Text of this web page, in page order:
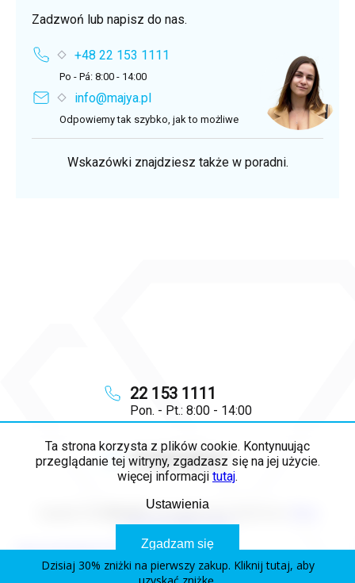
Ta strona korzysta z plików cookie. Kontynuując
przeglądanie tej witryny, zgadzasz się na jej użycie.
więcej informacji tutaj.
Ustawienia
Zgadzam się
info@ majya.pl
22 153 1111
Pon. - Pt.: 8:00 - 14:00
Zadzwoń lub napisz do nas.
+48 22 153 1111
Po - Pá: 8:00 - 14:00
info@majya.pl
Odpowiemy tak szybko, jak to możliwe
Wskazówki znajdziesz także w poradni.
Opracował Shoptet Premium
ustawienia plików cookie
Dzisiaj 30% zniżki na pierwszy zakup. Kliknij tutaj, aby